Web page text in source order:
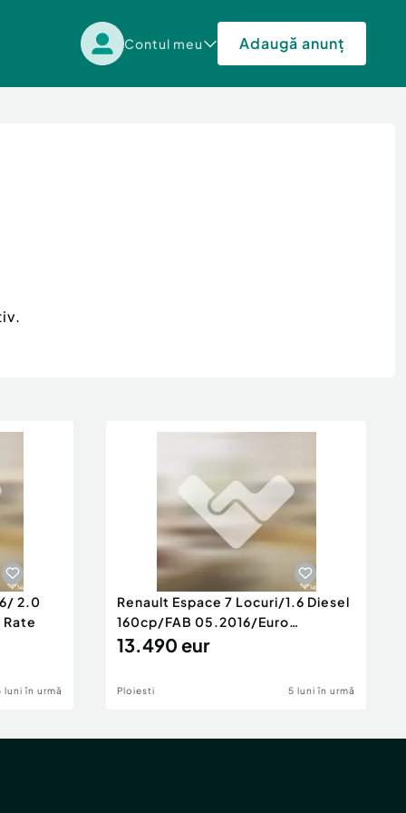
Contul meu Adaugă anunț
2.0
luni în urmă
Renault Espace 7 Locuri/1.6 Diesel
160cp/FAB 05.2016/Euro
6/Posibilita
13.490 eur
Ploiesti 5 luni în urmă